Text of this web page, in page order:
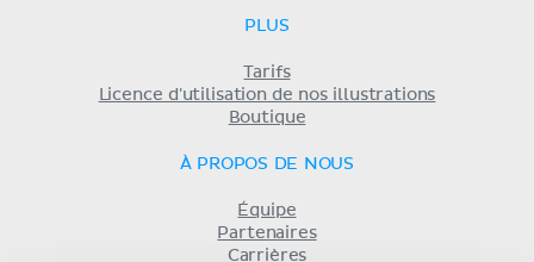
PLUS
Tarifs
Licence d'utilisation de nos illustrations
Boutique
À PROPOS DE NOUS
Équipe
Partenaires
Carrières